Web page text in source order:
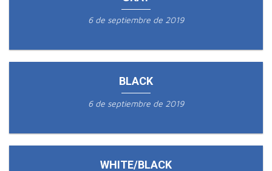
6 de septiembre de 2019
BLACK
6 de septiembre de 2019
WHITE/BLACK